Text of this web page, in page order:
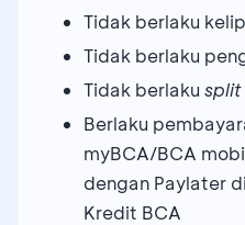
Tidak berlaku
Tidak berlaku
Tidak berlaku split
Berlaku
myBCA/BCA
dengan Paylater
Kredit BCA